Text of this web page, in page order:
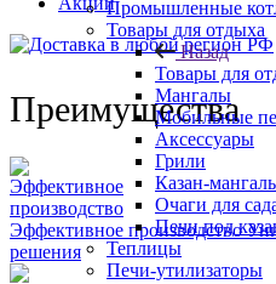
Промышленные
Товары для отдыха
Назад
Товары для
Мангалы
Мобильные
Аксессуары
Грили
Казан-
Очаги для
Печи под
Теплицы
Печи-утилизаторы
Преимущества
Эффективное производство
решения